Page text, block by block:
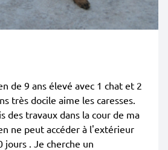
de 9 ans élevé avec 1 chat et 2
très docile aime les caresses.
des travaux dans la cour de ma
ne peut accéder à l'extérieur
jours . Je cherche un